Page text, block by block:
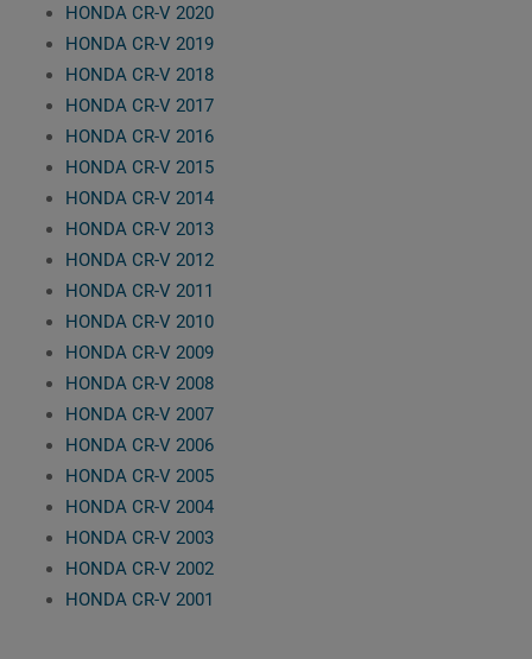
HONDA CR-V 2020
HONDA CR-V 2019
HONDA CR-V 2018
HONDA CR-V 2017
HONDA CR-V 2016
HONDA CR-V 2015
HONDA CR-V 2014
HONDA CR-V 2013
HONDA CR-V 2012
HONDA CR-V 2011
HONDA CR-V 2010
HONDA CR-V 2009
HONDA CR-V 2008
HONDA CR-V 2007
HONDA CR-V 2006
HONDA CR-V 2005
HONDA CR-V 2004
HONDA CR-V 2003
HONDA CR-V 2002
HONDA CR-V 2001